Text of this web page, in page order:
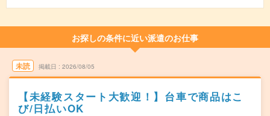
お探しの条件に近い派遣のお仕事
未読 掲載日 2026/08/05
【未経験スタート大歓迎！】台車で商品はこ
び/日払いOK